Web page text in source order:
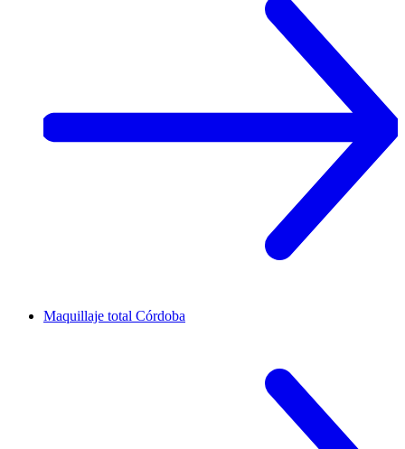
Maquillaje total Córdoba